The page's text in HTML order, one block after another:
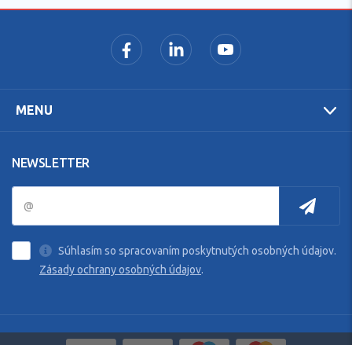
MENU
NEWSLETTER
Súhlasím so spracovaním poskytnutých osobných údajov.
Zásady ochrany osobných údajov.